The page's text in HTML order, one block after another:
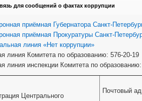
для сообщений о фактах коррупции
приёмная Губернатора Санкт-
приёмная Прокуратуры Санкт-
линия «Нет коррупции»
линия Комитета по образованию: 576-20-19
линия инспекции Комитета по
Центрального
Почтовый